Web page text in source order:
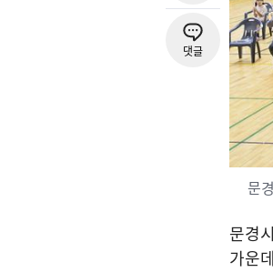
댓글
문
문경
가운데